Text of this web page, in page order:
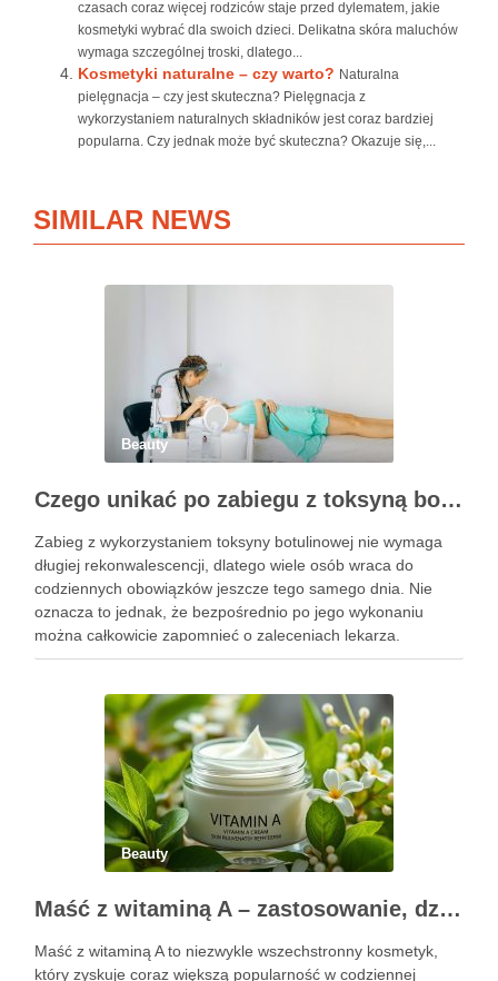
czasach coraz więcej rodziców staje przed dylematem, jakie
kosmetyki wybrać dla swoich dzieci. Delikatna skóra maluchów
wymaga szczególnej troski, dlatego...
Kosmetyki naturalne – czy warto? Naturalna
pielęgnacja – czy jest skuteczna? Pielęgnacja z
wykorzystaniem naturalnych składników jest coraz bardziej
popularna. Czy jednak może być skuteczna? Okazuje się,...
SIMILAR NEWS
Beauty
Czego unikać po zabiegu z toksyną botulinową?
Zabieg z wykorzystaniem toksyny botulinowej nie wymaga
długiej rekonwalescencji, dlatego wiele osób wraca do
codziennych obowiązków jeszcze tego samego dnia. Nie
oznacza to jednak, że bezpośrednio po jego wykonaniu
można całkowicie zapomnieć o zaleceniach lekarza.
Pierwsze godziny i dni po zabiegu mają znaczenie dla
Beauty
Maść z witaminą A – zastosowanie, działanie i bezpieczeństwo stosowania
Maść z witaminą A to niezwykle wszechstronny kosmetyk,
który zyskuje coraz większą popularność w codziennej